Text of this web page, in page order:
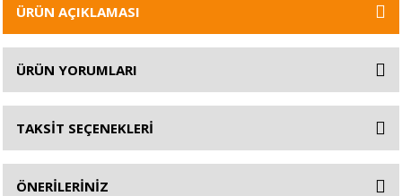
ÜRÜN AÇIKLAMASI
ÜRÜN YORUMLARI
TAKSİT SEÇENEKLERİ
ÖNERİLERİNİZ